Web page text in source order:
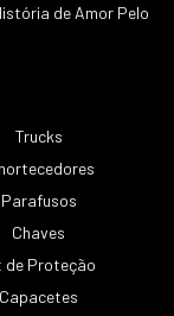
de Amor Pelo
Trucks
Parafusos
Chaves
de Proteção
Capacetes